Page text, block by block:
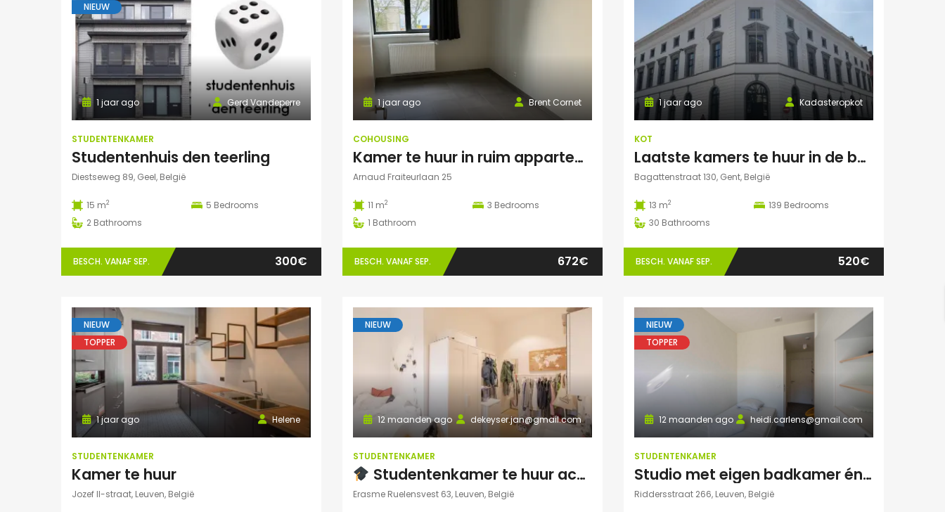
NIEUW
Gerd Vandeperre
1 jaar ago
STUDENTENKAMER
Studentenhuis den teerling
Diestseweg 89, Geel, België
15 m2 5 Bedrooms
2 Bathrooms
BESCH. VANAF SEP. 300€
Brent Cornet
1 jaar ago
COHOUSING
Kamer te huur in ruim appartement (Elsene)
Arnaud Fraiteurlaan 25
11 m2 3 Bedrooms
1 Bathroom
BESCH. VANAF SEP. 672€
Kadasteropkot
1 jaar ago
KOT
Laatste kamers te huur in de bagattenstraat 130
Bagattenstraat 130, Gent, België
13 m2 139 Bedrooms
30 Bathrooms
BESCH. VANAF SEP. 520€
NIEUW
TOPPER
Helene
1 jaar ago
STUDENTENKAMER
Kamer te huur
Jozef II-straat, Leuven, België
NIEUW
dekeyser.jan@gmail.com
12 maanden ago
STUDENTENKAMER
Studentenkamer te huur academiejaar 2025-2026 – Ruelensvest 63, Leuven (Naamsepoort)
Erasme Ruelensvest 63, Leuven, België
NIEUW
TOPPER
heidi.carlens@gmail.com
12 maanden ago
STUDENTENKAMER
Studio met eigen badkamer én terrasje
Riddersstraat 266, Leuven, België